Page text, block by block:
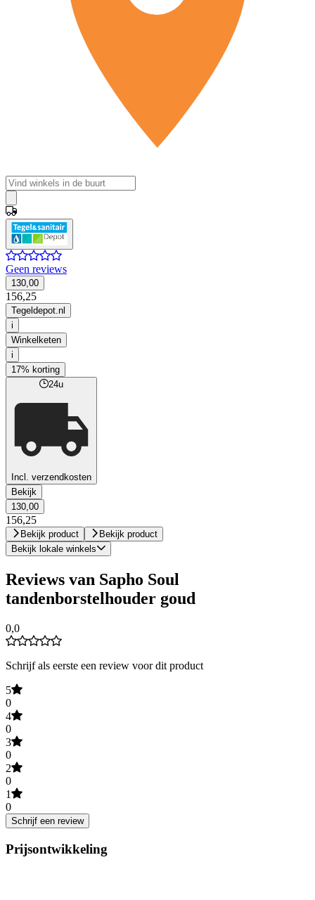
Geen reviews
130,00
156,25
Tegeldepot.nl
i
Winkelketen
i
17% korting
24u
Incl. verzendkosten
Bekijk
130,00
156,25
Bekijk product
Bekijk product
Bekijk lokale winkels
Reviews van Sapho Soul
tandenborstelhouder goud
0,0
Schrijf als eerste een review voor dit product
5
0
4
0
3
0
2
0
1
0
Schrijf een review
Prijsontwikkeling